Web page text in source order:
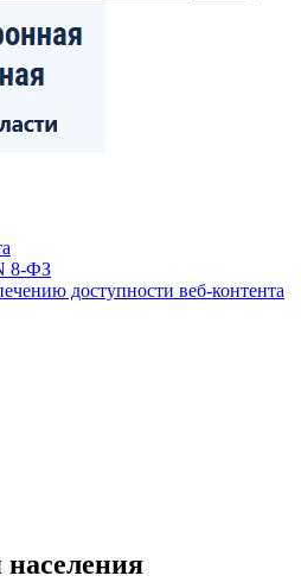
8-ФЗ
доступности веб-контента